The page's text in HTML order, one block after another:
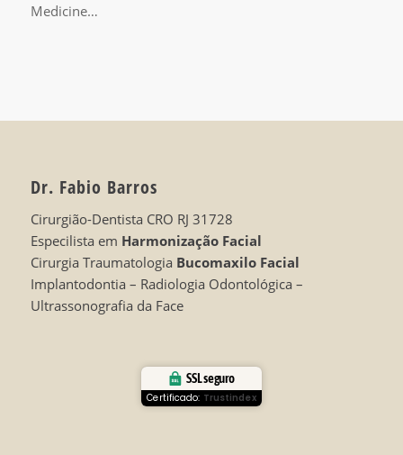
Medicine…
Dr. Fabio Barros
Cirurgião-Dentista CRO RJ 31728
Especilista em Harmonização Facial
Cirurgia Traumatologia Bucomaxilo Facial
Implantodontia – Radiologia Odontológica –
Ultrassonografia da Face
SSL seguro
Certificado: Trustindex